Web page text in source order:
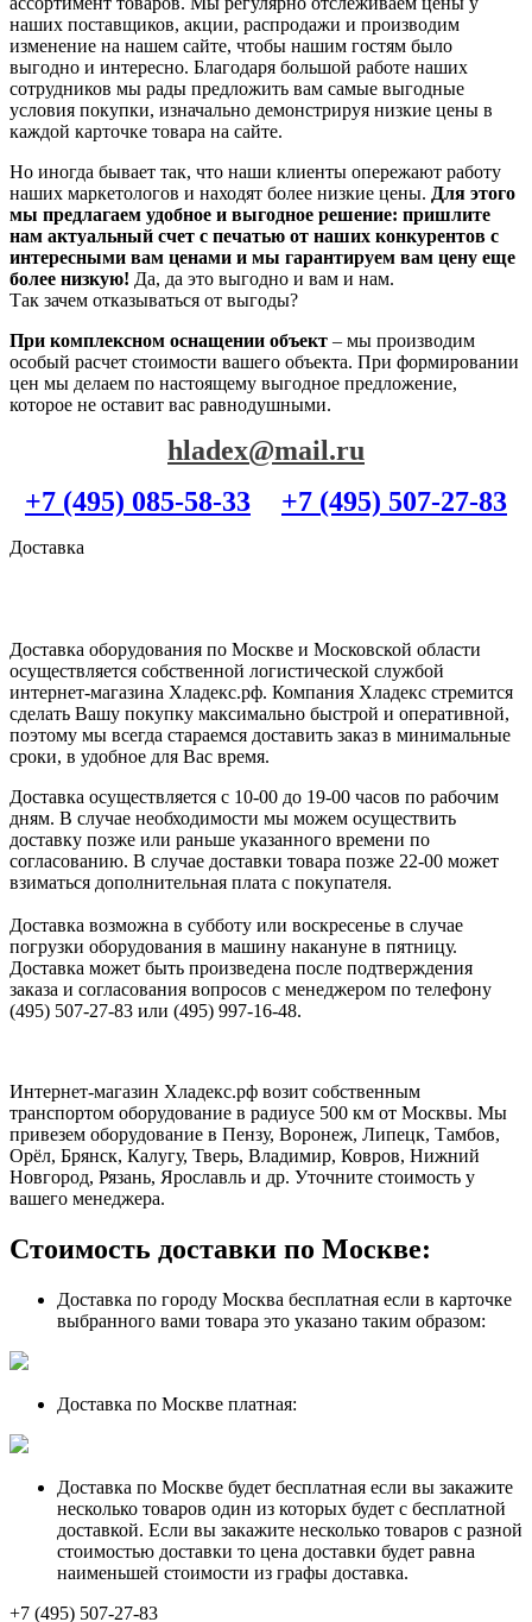
наших поставщиков, акции, распродажи и производим
изменение на нашем сайте, чтобы нашим гостям было
выгодно и интересно. Благодаря большой работе наших
сотрудников мы рады предложить вам самые выгодные
условия покупки, изначально демонстрируя низкие цены в
каждой карточке товара на сайте.
Но иногда бывает так, что наши клиенты опережают работу
наших маркетологов и находят более низкие цены. Для этого
мы предлагаем удобное и выгодное решение: пришлите
нам актуальный счет с печатью от наших конкурентов с
интересными вам ценами и мы гарантируем вам цену еще
более низкую! Да, да это выгодно и вам и нам.
Так зачем отказываться от выгоды?
При комплексном оснащении объект – мы производим
особый расчет стоимости вашего объекта. При формировании
цен мы делаем по настоящему выгодное предложение,
которое не оставит вас равнодушными.
hladex@mail.ru
+7 (495) 085-58-33
+7 (495) 507-27-83
Доставка
Доставка оборудования по Москве и Московской области
осуществляется собственной логистической службой
интернет-магазина Хладекс.рф. Компания Хладекс стремится
сделать Вашу покупку максимально быстрой и оперативной,
поэтому мы всегда стараемся доставить заказ в минимальные
сроки, в удобное для Вас время.
Доставка осуществляется с 10-00 до 19-00 часов по рабочим
дням. В случае необходимости мы можем осуществить
доставку позже или раньше указанного времени по
согласованию. В случае доставки товара позже 22-00 может
взиматься дополнительная плата с покупателя.
Доставка возможна в субботу или воскресенье в случае
погрузки оборудования в машину накануне в пятницу.
Доставка может быть произведена после подтверждения
заказа и согласования вопросов с менеджером по телефону
(495) 507-27-83 или (495) 997-16-48.
Интернет-магазин Хладекс.рф возит собственным
транспортом оборудование в радиусе 500 км от Москвы. Мы
привезем оборудование в Пензу, Воронеж, Липецк, Тамбов,
Орёл, Брянск, Калугу, Тверь, Владимир, Ковров, Нижний
Новгород, Рязань, Ярославль и др. Уточните стоимость у
вашего менеджера.
Стоимость доставки по Москве:
Доставка по городу Москва бесплатная если в карточке
выбранного вами товара это указано таким образом:
Доставка по Москве платная:
Доставка по Москве будет бесплатная если вы закажите
несколько товаров один из которых будет с бесплатной
доставкой. Если вы закажите несколько товаров с разной
стоимостью доставки то цена доставки будет равна
наименьшей стоимости из графы доставка.
+7 (495) 507-27-83